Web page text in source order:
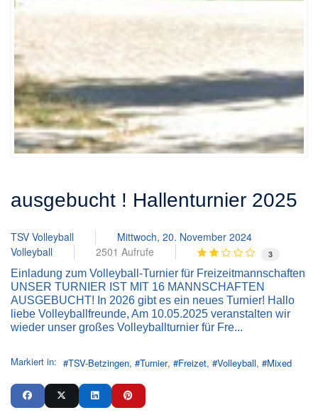
ausgebucht ! Hallenturnier 2025
TSV Volleyball
Mittwoch, 20. November 2024
Volleyball
2501 Aufrufe 3
Einladung zum Volleyball-Turnier für Freizeitmannschaften
UNSER TURNIER IST MIT 16 MANNSCHAFTEN
AUSGEBUCHT! In 2026 gibt es ein neues Turnier! Hallo
liebe Volleyballfreunde, Am 10.05.2025 veranstalten wir
wieder unser großes Volleyballturnier für Fre...
Markiert in: TSV-Betzingen Turnier Freizet Volleyball Mixed